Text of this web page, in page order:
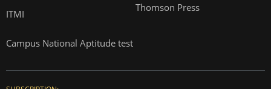
ITMI
Campus National Aptitude test
Thomson Press